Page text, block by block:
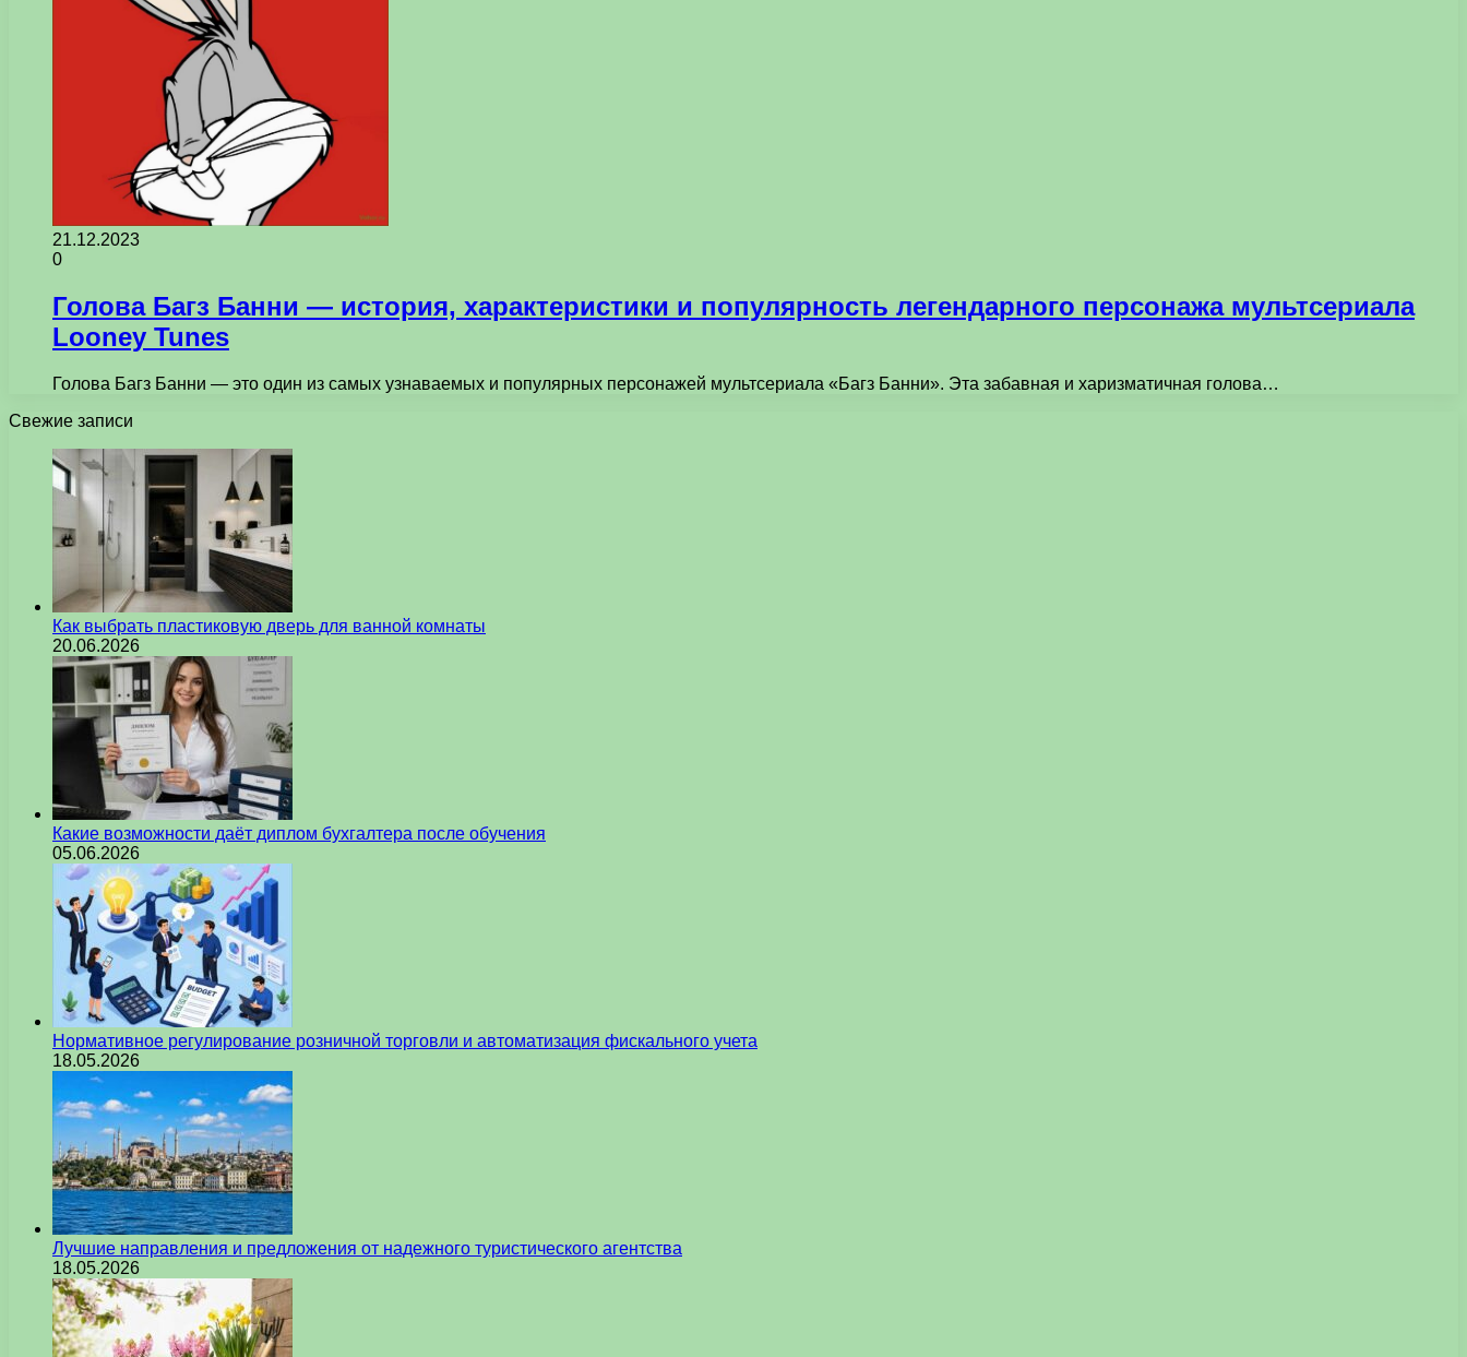
21.12.2023
0
Голова Багз Банни — история, характеристики и популярность легендарного персонажа мультсериала
Looney Tunes
Голова Багз Банни — это один из самых узнаваемых и популярных персонажей мультсериала «Багз Банни». Эта забавная и харизматичная голова…
Свежие записи
Как выбрать пластиковую дверь для ванной комнаты
20.06.2026
Какие возможности даёт диплом бухгалтера после обучения
05.06.2026
Нормативное регулирование розничной торговли и автоматизация фискального учета
18.05.2026
Лучшие направления и предложения от надежного туристического агентства
18.05.2026